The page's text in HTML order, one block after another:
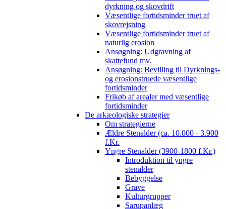
dyrkning og skovdrift
Væsentlige fortidsminder truet af
skovrejsning
Væsentlige fortidsminder truet af
naturlig erosion
Ansøgning: Udgravning af
skattefund mv.
Ansøgning: Bevilling til Dyrknings-
og erosionstruede væsentlige
fortidsminder
Frikøb af arealer med væsentlige
fortidsminder
De arkæologiske strategier
Om strategierne
Ældre Stenalder (ca. 10.000 - 3.900
f.Kr.
Yngre Stenalder (3900-1800 f.Kr.)
Introduktion til yngre
stenalder
Bebyggelse
Grave
Kulturgrupper
Sarupanlæg